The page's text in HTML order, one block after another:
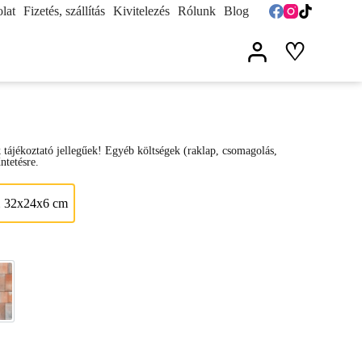
Fizetés, szállítás Kivitelezés Rólunk Blog
♡
jellegűek! Egyéb költségek (raklap, csomagolás,
32x24x6 cm
cm, 24x16x6 cm, 32x24x6 cm